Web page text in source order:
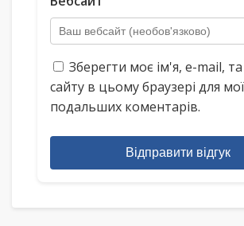
Зберегти моє ім'я, e-mail,
сайту в цьому браузері для
подальших коментарів.
Відправити відгук